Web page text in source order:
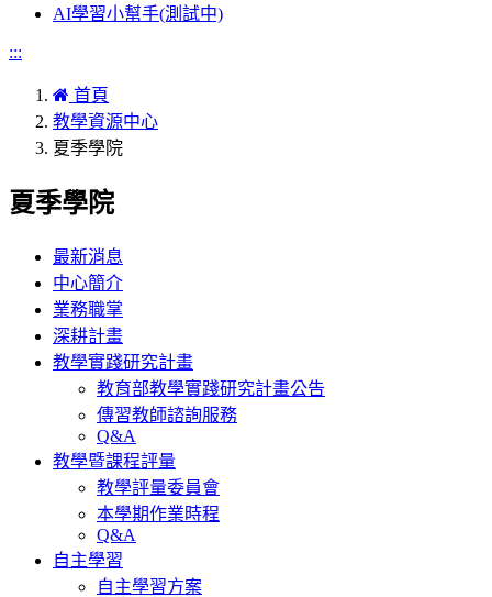
AI學習小幫手(測試中)
:::
首頁
教學資源中心
夏季學院
夏季學院
最新消息
中心簡介
業務職掌
深耕計畫
教學實踐研究計畫
教育部教學實踐研究計畫公告
傳習教師諮詢服務
Q&A
教學暨課程評量
教學評量委員會
本學期作業時程
Q&A
自主學習
自主學習方案